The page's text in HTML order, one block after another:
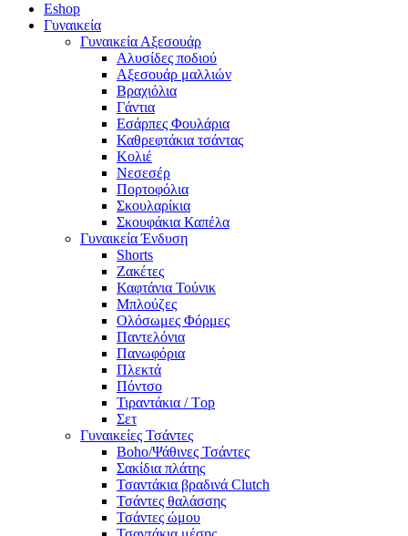
Eshop
Γυναικεία
Γυναικεία Αξεσουάρ
Αλυσίδες ποδιού
Αξεσουάρ μαλλιών
Βραχιόλια
Γάντια
Εσάρπες Φουλάρια
Καθρεφτάκια τσάντας
Κολιέ
Νεσεσέρ
Πορτοφόλια
Σκουλαρίκια
Σκουφάκια Καπέλα
Γυναικεία Ένδυση
Shorts
Ζακέτες
Καφτάνια Τούνικ
Μπλούζες
Ολόσωμες Φόρμες
Παντελόνια
Πανωφόρια
Πλεκτά
Πόντσο
Τιραντάκια / Τop
Σετ
Γυναικείες Τσάντες
Boho/Ψάθινες Τσάντες
Σακίδια πλάτης
Τσαντάκια βραδινά Clutch
Τσάντες θαλάσσης
Τσάντες ώμου